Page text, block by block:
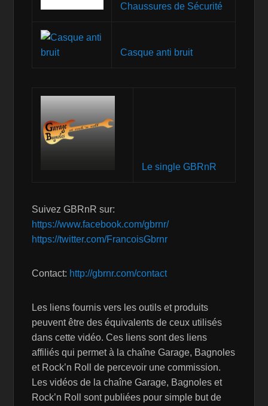
Chaussures de Sécurité
Casque anti bruit
Le single GBRnR
Suivez GBRnR sur:
https://www.facebook.com/gbrnr/
https://twitter.com/FrancoisGbrnr
Contact: http://gbrnr.com/contact
Les liens fournis vers les outils et produits
peuvent être des équivalents de ceux utilisés
dans cette vidéo. Ces liens sont des liens
affiliés qui permet à la chaîne Garage, Bagnoles
et Rock’n Roll de percevoir une commission.
Les vidéos de la chaîne Garage, Bagnoles et
Rock’n Roll sont publiées pour simple but de